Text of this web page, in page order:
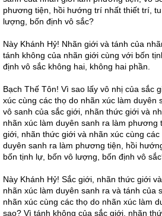
phương tiện, hồi hướng trí nhất thiết trí,
lượng, bốn định vô sắc?
Này Khánh Hỷ! Nhãn giới và tánh của
tánh không của nhãn giới cùng với bốn
định vô sắc không hai, không hai phần.
Bạch Thế Tôn! Vì sao lấy vô nhị của sắc
xúc cùng các thọ do nhãn xúc làm duyên
vô sanh của sắc giới, nhãn thức giới và
nhãn xúc làm duyên sanh ra làm phương
giới, nhãn thức giới và nhãn xúc cùng
duyên sanh ra làm phương tiện, hồi
bốn tịnh lự, bốn vô lượng, bốn định vô
Này Khánh Hỷ! Sắc giới, nhãn thức giới
nhãn xúc làm duyên sanh ra và tánh của
nhãn xúc cùng các thọ do nhãn xúc làm
sao? Vì tánh không của sắc giới, nhãn